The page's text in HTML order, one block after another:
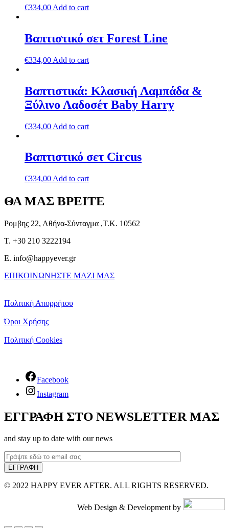
€334,00 Add to cart
Βαπτιστικό σετ Forest Line
€334,00 Add to cart
Βαπτιστικά: Κλασική Λαμπάδα &
Ξύλινο Λαδοσέτ Baby Harry
€334,00 Add to cart
Βαπτιστικό σετ Circus
€334,00 Add to cart
ΘΑ ΜΑΣ ΒΡΕΙΤΕ
Ρομβης 22, Αθήνα-Σύνταγμα ,Τ.Κ. 10562
T. +30 210 3222194
E. info@happyever.gr
ΕΠΙΚΟΙΝΩΝΗΣΤΕ ΜΑΖΙ ΜΑΣ
Πολιτική Απορρήτου
Όροι Χρήσης
Πολιτική Cookies
Facebook
Instagram
ΕΓΓΡΑΦΗ ΣΤΟ NEWSLETTER ΜΑΣ
and stay up to date with our news
© 2022 HAPPY EVER AFTER. ALL RIGHTS RESERVED.
Web Design & Development by